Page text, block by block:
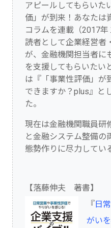
アピールしてもらいた
価」が到来！あなたは
コラムを連載（2017
読者として企業経営者
が、金融機関担当者に
を支援してもらいたい
は『「事業性評価」が
できますか？plus』と
た。
現在は金融機関職員研
と金融システム整備の
態勢作りに尽力してい
【落藤伸夫 著書】
『 日
がい